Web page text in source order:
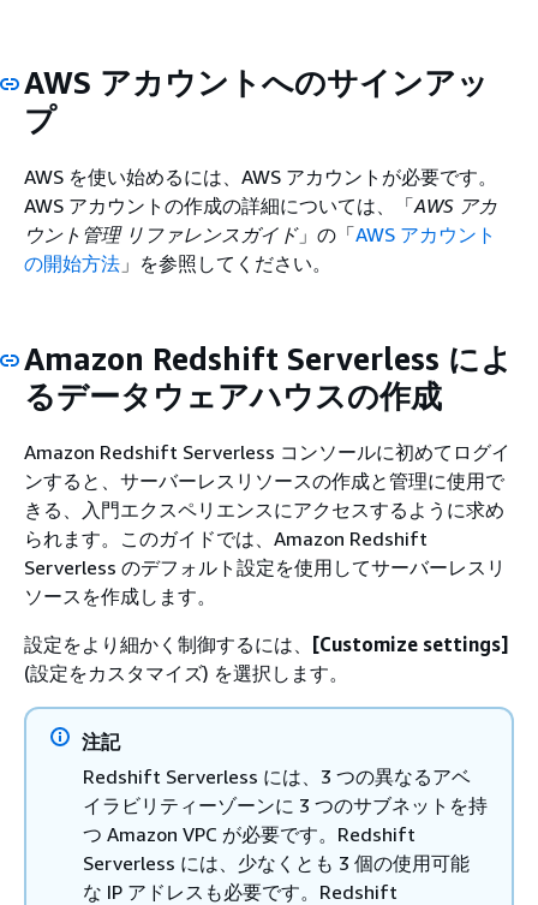
AWS アカウントへのサインアッ
プ
AWS を使い始めるには、AWS アカウントが必要です。
AWS アカウントの作成の詳細については、「AWS アカ
ウント管理 リファレンスガイド」の「AWS アカウント
の開始方法 」を参照してください。
Amazon Redshift Serverless によ
るデータウェアハウスの作成
Amazon Redshift Serverless コンソールに初めてログイ
ンすると、サーバーレスリソースの作成と管理に使用で
きる、入門エクスペリエンスにアクセスするように求め
られます。このガイドでは、Amazon Redshift
Serverless のデフォルト設定を使用してサーバーレスリ
ソースを作成します。
設定をより細かく制御するには、
[Customize settings]
(設定をカスタマイズ) を選択します。
注記
Redshift Serverless には、3 つの異なるアベ
イラビリティーゾーンに 3 つのサブネットを持
つ Amazon VPC が必要です。Redshift
Serverless には、少なくとも 3 個の使用可能
な IP アドレスも必要です。Redshift